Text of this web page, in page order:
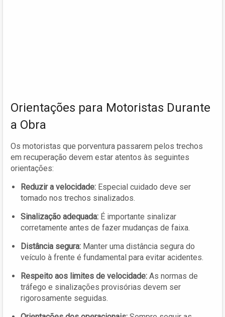
Orientações para Motoristas Durante
a Obra
Os motoristas que porventura passarem pelos trechos
em recuperação devem estar atentos às seguintes
orientações:
Reduzir a velocidade: Especial cuidado deve ser
tomado nos trechos sinalizados.
Sinalização adequada: É importante sinalizar
corretamente antes de fazer mudanças de faixa.
Distância segura: Manter uma distância segura do
veículo à frente é fundamental para evitar acidentes.
Respeito aos limites de velocidade: As normas de
tráfego e sinalizações provisórias devem ser
rigorosamente seguidas.